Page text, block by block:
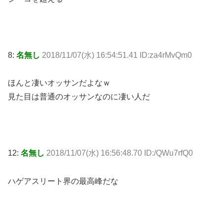
8: 名無し 2018/11/07(水) 16:54:51.41 ID:za4rMvQm0
ほんと凄いオッサンだよなｗ
見た目は普通のオッサンなのに凄い人だ
12: 名無し 2018/11/07(水) 16:56:48.70 ID:/QWu7rfQ0
ハゲアスリート界の最高峰だな